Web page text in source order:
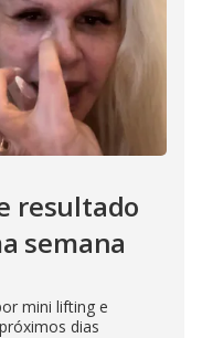
resultado
semana
mini lifting e
dias